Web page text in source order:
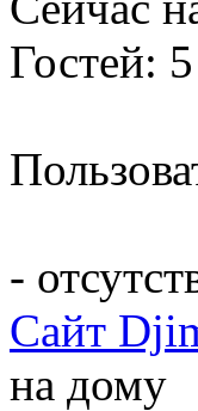
Гостей: 5
-
Сайт
на дому